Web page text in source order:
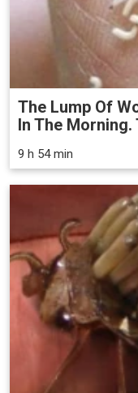
The Lump Of
In The Morning.
9 h 54 min